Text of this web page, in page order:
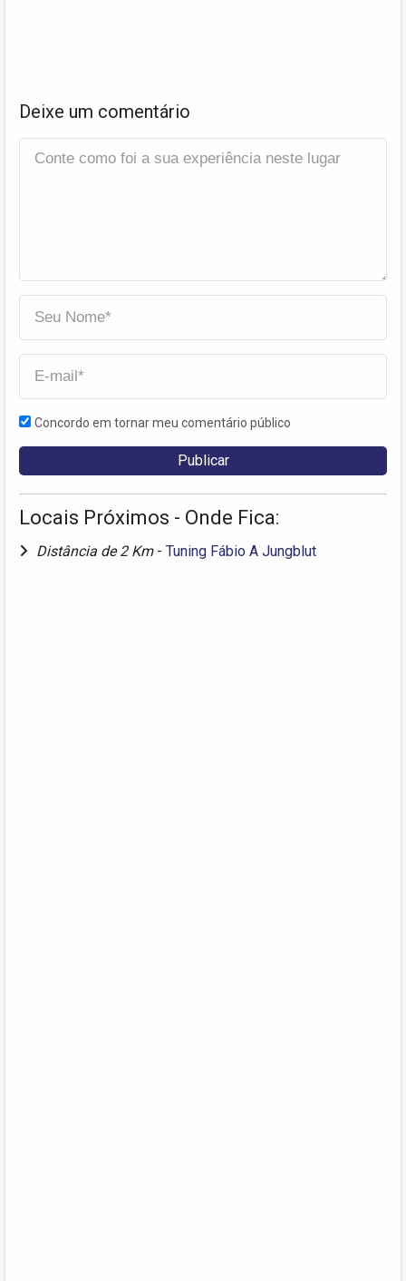
Deixe um comentário
Concordo em tornar meu comentário público
Locais Próximos - Onde Fica:
Distância de 2 Km - Tuning Fábio A Jungblut